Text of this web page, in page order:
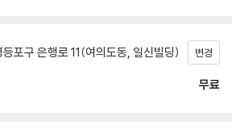
포구 은행로 11(여의도동, 일신빌딩) 변경
무료